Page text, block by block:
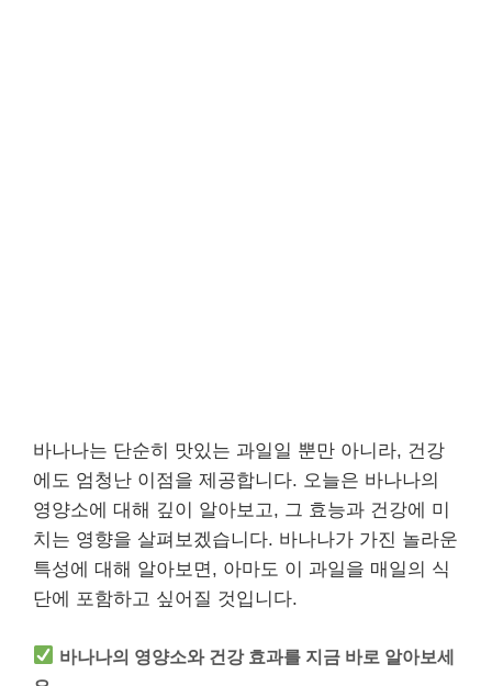
바나나는 단순히 맛있는 과일일 뿐만 아니라, 건강
에도 엄청난 이점을 제공합니다. 오늘은 바나나의
영양소에 대해 깊이 알아보고, 그 효능과 건강에 미
치는 영향을 살펴보겠습니다. 바나나가 가진 놀라운
특성에 대해 알아보면, 아마도 이 과일을 매일의 식
단에 포함하고 싶어질 것입니다.
바나나의 영양소와 건강 효과를 지금 바로 알아보세